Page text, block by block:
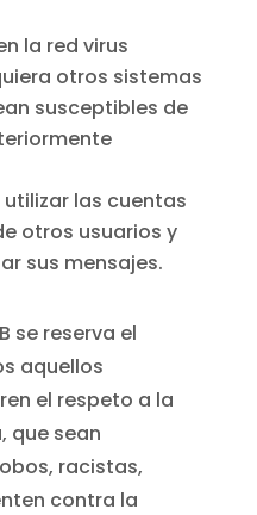
la red virus
otros sistemas
susceptibles de
las cuentas
otros usuarios y
sus mensajes.
se reserva el
aquellos
el respeto a la
que sean
racistas,
contra la